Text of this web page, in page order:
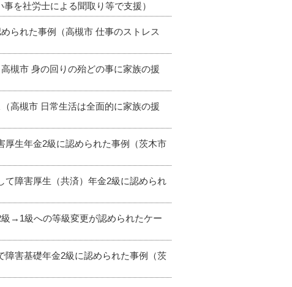
を社労士による聞取り等で支援）
られた事例（高槻市 仕事のストレス
槻市 身の回りの殆どの事に家族の援
高槻市 日常生活は全面的に家族の援
厚生年金2級に認められた事例（茨木市
て障害厚生（共済）年金2級に認められ
級→1級への等級変更が認められたケー
障害基礎年金2級に認められた事例（茨